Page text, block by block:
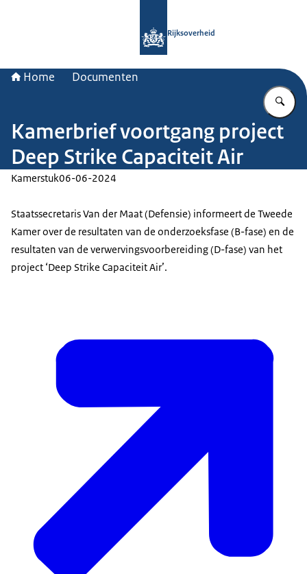
Rijksoverheid
Home Documenten
Kamerbrief voortgang project
Deep Strike Capaciteit Air
Kamerstuk06-06-2024
Staatssecretaris Van der Maat (Defensie) informeert de Tweede
Kamer over de resultaten van de onderzoeksfase (B-fase) en de
resultaten van de verwervingsvoorbereiding (D-fase) van het
project ‘Deep Strike Capaciteit Air’.